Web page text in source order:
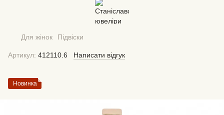
Для жінок Підвіски
Артикул: 412110.6 Написати відгук
Новинка